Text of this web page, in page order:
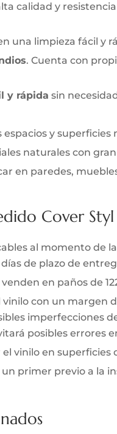
calidad y
una limpieza fácil y
. Cuenta con
y rápida sin
espacios y
naturales con
en paredes,
Cover Styl
al momento de
de plazo de
venden en paños de
con un margen
imperfecciones
posibles errores
vinilo en superficies
primer previo a la